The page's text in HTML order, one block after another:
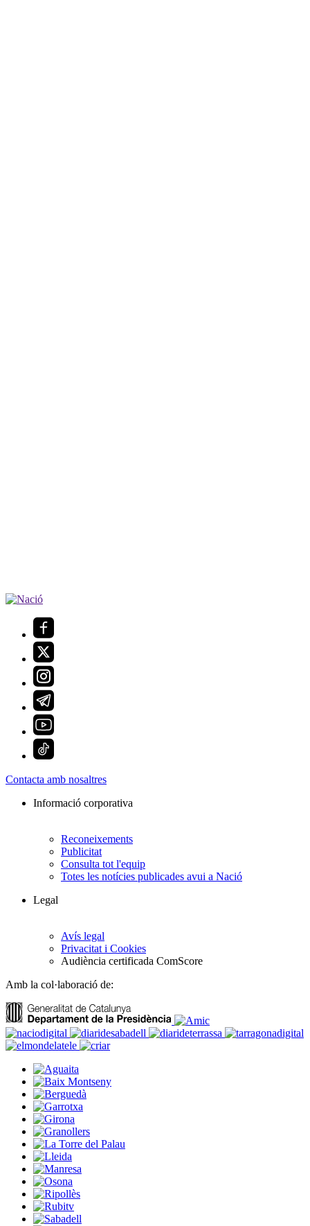
Contacta amb nosaltres
Informació corporativa
Reconeixements
Publicitat
Consulta tot l'equip
Totes les notícies publicades avui a Nació
Legal
Avís legal
Privacitat i Cookies
Audiència certificada ComScore
Amb la col·laboració de: